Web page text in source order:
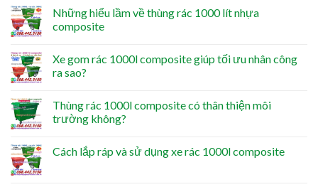
Những hiểu lầm về thùng rác 1000 lít nhựa
composite
Xe gom rác 1000l composite giúp tối ưu nhân công
ra sao?
Thùng rác 1000l composite có thân thiện môi
trường không?
Cách lắp ráp và sử dụng xe rác 1000l composite